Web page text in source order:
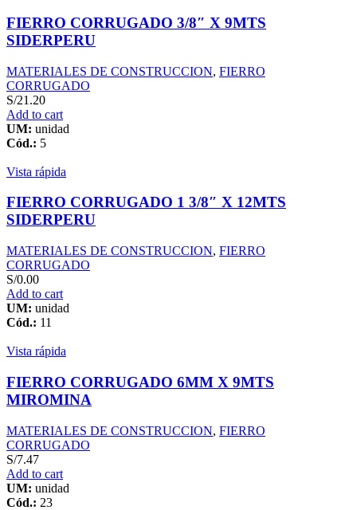
FIERRO CORRUGADO 3/8″ X 9MTS
SIDERPERU
MATERIALES DE CONSTRUCCION, FIERRO
CORRUGADO
S/21.20
Add to cart
UM: unidad
Cód.: 5
Vista rápida
FIERRO CORRUGADO 1 3/8″ X 12MTS
SIDERPERU
MATERIALES DE CONSTRUCCION, FIERRO
CORRUGADO
S/0.00
Add to cart
UM: unidad
Cód.: 11
Vista rápida
FIERRO CORRUGADO 6MM X 9MTS
MIROMINA
MATERIALES DE CONSTRUCCION, FIERRO
CORRUGADO
S/7.47
Add to cart
UM: unidad
Cód.: 23